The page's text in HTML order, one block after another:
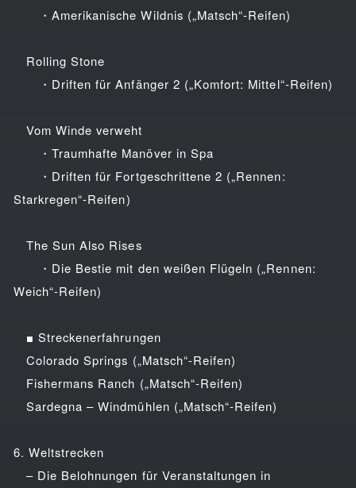
・Amerikanische Wildnis („Matsch“-Reifen)
Rolling Stone
・Driften für Anfänger 2 („Komfort: Mittel“-Reifen)
Vom Winde verweht
・Traumhafte Manöver in Spa
・Driften für Fortgeschrittene 2 („Rennen:
Starkregen“-Reifen)
The Sun Also Rises
・Die Bestie mit den weißen Flügeln („Rennen:
Weich“-Reifen)
■ Streckenerfahrungen
Colorado Springs („Matsch“-Reifen)
Fishermans Ranch („Matsch“-Reifen)
Sardegna – Windmühlen („Matsch“-Reifen)
6. Weltstrecken
– Die Belohnungen für Veranstaltungen in